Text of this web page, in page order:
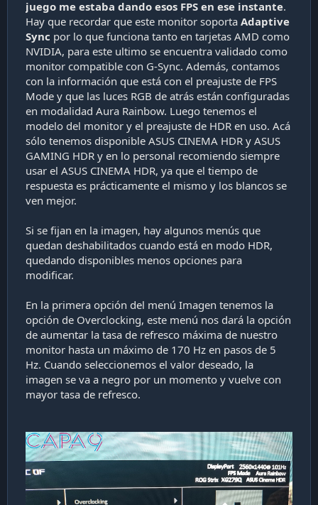
juego me estaba dando esos FPS en ese instante.
Hay que recordar que este monitor soporta Adaptive
Sync por lo que funciona tanto en tarjetas AMD como
NVIDIA, para este ultimo se encuentra validado como
monitor compatible con G-Sync. Además, contamos
con la información que está con el preajuste de FPS
Mode y que las luces RGB de atrás están configuradas
en modalidad Aura Rainbow. Luego tenemos el
modelo del monitor y el preajuste de HDR en uso. Acá
sólo tenemos disponible ASUS CINEMA HDR y ASUS
GAMING HDR y en lo personal recomiendo siempre
usar el ASUS CINEMA HDR, ya que el tiempo de
respuesta es prácticamente el mismo y los blancos se
ven mejor.
Si se fijan en la imagen, hay algunos menús que
quedan deshabilitados cuando está en modo HDR,
quedando disponibles menos opciones para
modificar.
En la primera opción del menú Imagen tenemos la
opción de Overclocking, este menú nos dará la opción
de aumentar la tasa de refresco máxima de nuestro
monitor hasta un máximo de 170 Hz en pasos de 5
Hz. Cuando seleccionemos el valor deseado, la
imagen se va a negro por un momento y vuelve con
mayor tasa de refresco.